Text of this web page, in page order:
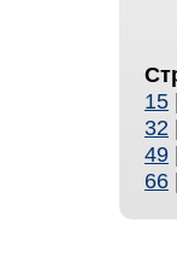
15 |
32 |
49 |
66 |